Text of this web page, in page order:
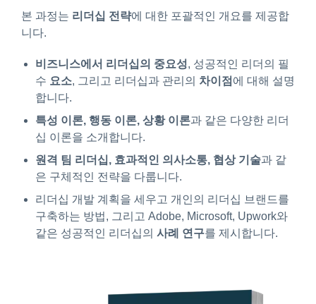
본 과정는 리더십 전략에 대한 포괄적인 개요를 제공합
니다.
비즈니스에서 리더십의 중요성, 성공적인 리더의 필
수 요소, 그리고 리더십과 관리의 차이점 에 대해 설명
합니다.
특성 이론, 행동 이론, 상황 이론과 같은 다양한 리더
십 이론을 소개합니다.
원격 팀 리더십, 효과적인 의사소통, 협상 기술과 같
은 구체적인 전략을 다룹니다.
리더십 개발 계획을 세우고 개인의 리더십 브랜드를
구축하는 방법, 그리고 Adobe, Microsoft, Upwork와
같은 성공적인 리더십의 사례 연구를 제시합니다.